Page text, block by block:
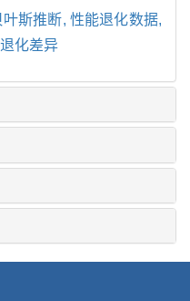
斯推断, 性能退化数据,
化差异